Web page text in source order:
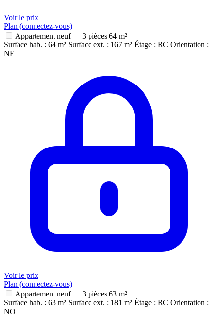
Voir le prix
Plan (connectez-vous)
Appartement neuf — 3 pièces 64 m²
Surface hab. : 64 m² Surface ext. : 167 m² Étage : RC Orientation :
NE
Voir le prix
Plan (connectez-vous)
Appartement neuf — 3 pièces 63 m²
Surface hab. : 63 m² Surface ext. : 181 m² Étage : RC Orientation :
NO